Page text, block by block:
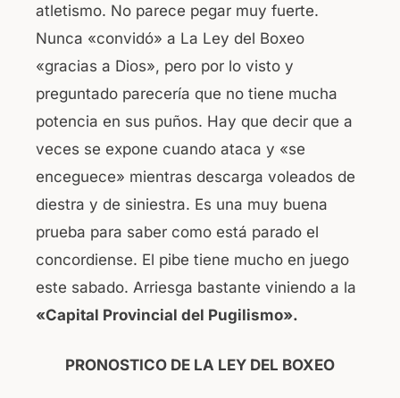
atletismo. No parece pegar muy fuerte.
Nunca «convidó» a La Ley del Boxeo
«gracias a Dios», pero por lo visto y
preguntado parecería que no tiene mucha
potencia en sus puños. Hay que decir que a
veces se expone cuando ataca y «se
enceguece» mientras descarga voleados de
diestra y de siniestra. Es una muy buena
prueba para saber como está parado el
concordiense. El pibe tiene mucho en juego
este sabado. Arriesga bastante viniendo a la
«Capital Provincial del Pugilismo».
PRONOSTICO DE LA LEY DEL BOXEO